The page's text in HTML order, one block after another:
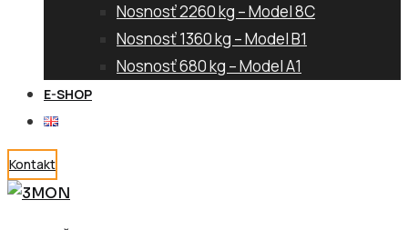
Nosnosť 2260 kg – Model 8C
Nosnosť 1360 kg – Model B1
Nosnosť 680 kg – Model A1
E-SHOP
Kontakt